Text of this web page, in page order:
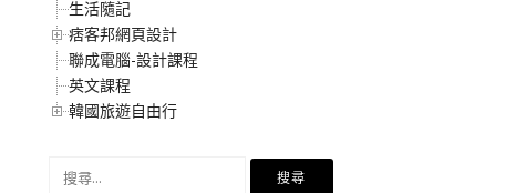
生活隨記
痞客邦網頁設計
聯成電腦-設計課程
英文課程
韓國旅遊自由行